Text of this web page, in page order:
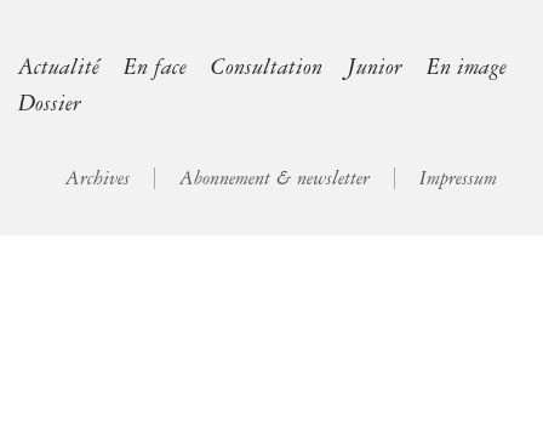
Actualité En face Consultation Junior
En image
Dossier
Archives Abonnement & newsletter Impressum